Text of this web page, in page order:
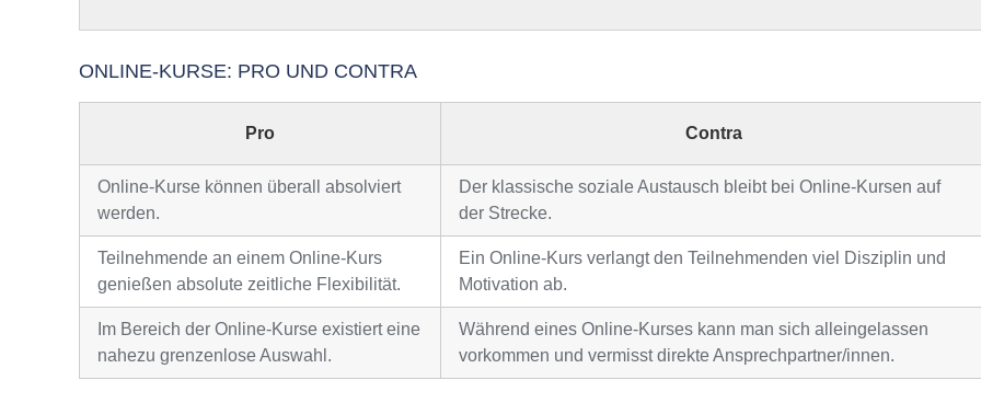
ONLINE-KURSE: PRO UND CONTRA
Pro Contra
Online-Kurse können überall absolviert
werden.
Der klassische soziale Austausch bleibt bei Online-Kursen auf
der Strecke.
Teilnehmende an einem Online-Kurs
genießen absolute zeitliche Flexibilität.
Ein Online-Kurs verlangt den Teilnehmenden viel Disziplin und
Motivation ab.
Im Bereich der Online-Kurse existiert eine
nahezu grenzenlose Auswahl.
Während eines Online-Kurses kann man sich alleingelassen
vorkommen und vermisst direkte Ansprechpartner/innen.